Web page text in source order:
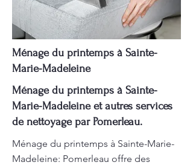
Ménage du printemps à Sainte-
Marie-Madeleine
Ménage du printemps à Sainte-
Marie-Madeleine et autres services
de nettoyage par Pomerleau.
Ménage du printemps à Sainte-Marie-
Madeleine: Pomerleau offre des